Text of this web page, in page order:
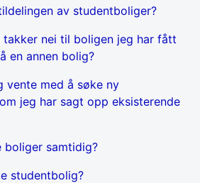
av studentboliger?
takker nei til boligen jeg har fått
en annen bolig?
vente med å søke ny
jeg har sagt opp eksisterende
boliger samtidig?
studentbolig?